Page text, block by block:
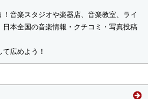
音楽スタジオや楽器店、音楽教室、ライ
本全国の音楽情報・クチコミ・写真投稿
広めよう！